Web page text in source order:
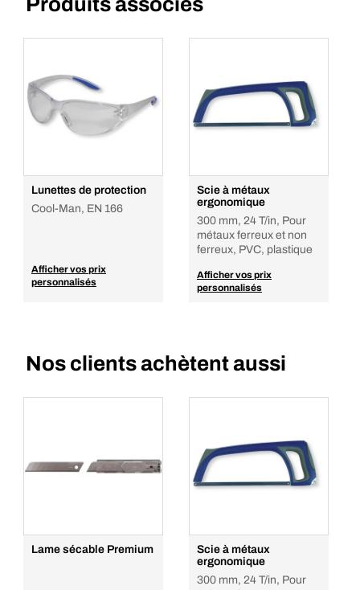
Lunettes de protection
Cool-Man, EN 166
Afficher vos prix
personnalisés
Scie à métaux
ergonomique
300 mm, 24 T/in, Pour
métaux ferreux et non
ferreux, PVC, plastique
Afficher vos prix
personnalisés
Nos clients achètent aussi
Lame sécable Premium
Scie à métaux
ergonomique
300 mm, 24 T/in, Pour